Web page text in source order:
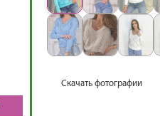
Скачать фотографии